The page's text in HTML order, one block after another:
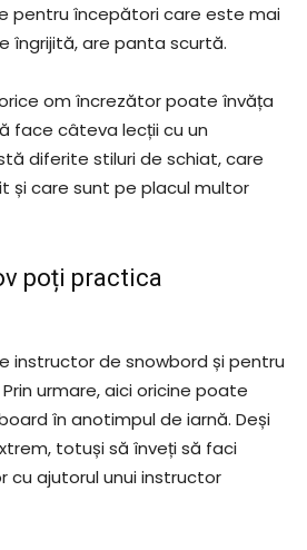
pentru începători care este mai
îngrijită, are panta scurtă.
om încrezător poate învăța
face câteva lecții cu un
diferite stiluri de schiat, care
și care sunt pe placul multor
poți practica
instructor de snowbord și pentru
urmare, aici oricine poate
în anotimpul de iarnă. Deși
totuși să înveți să faci
cu ajutorul unui instructor